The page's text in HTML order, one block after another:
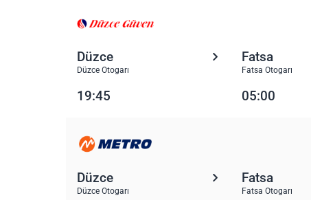
Düzce
Düzce Otogarı
Fatsa
Fatsa Otogarı
19:45 05:00
Düzce
Düzce Otogarı
Fatsa
Fatsa Otogarı